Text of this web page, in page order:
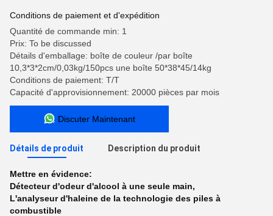
Conditions de paiement et d'expédition
Quantité de commande min: 1
Prix: To be discussed
Détails d'emballage: boîte de couleur /par boîte
10,3*3*2cm/0,03kg/150pcs une boîte 50*38*45/14kg
Conditions de paiement: T/T
Capacité d'approvisionnement: 20000 pièces par mois
Discuter Maintenant
Détails de produit Description du produit
Mettre en évidence:
Détecteur d'odeur d'alcool à une seule main,
L'analyseur d'haleine de la technologie des piles à
combustible